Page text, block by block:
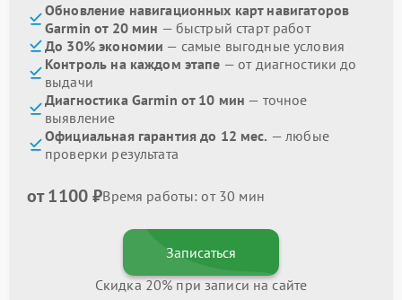
Обновление навигационных карт навигаторов
Garmin от 20 мин — быстрый старт работ
До 30% экономии — самые выгодные условия
Контроль на каждом этапе — от диагностики до
выдачи
Диагностика Garmin от 10 мин — точное
выявление
Официальная гарантия до 12 мес. — любые
проверки результата
от 1100 ₽Время работы: от 30 мин
Записаться
Скидка 20% при записи на сайте